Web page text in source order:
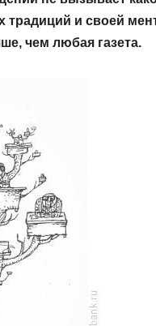
и своей
чем любая газета.